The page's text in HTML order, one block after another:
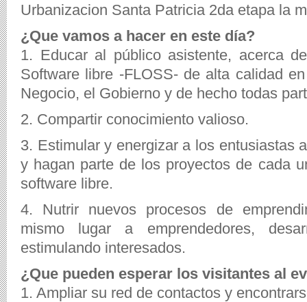
Urbanizacion Santa Patricia 2da etapa la
¿Que vamos a hacer en este día?
1. Educar al público asistente, acerca
Software libre -FLOSS- de alta calidad
Negocio, el Gobierno y de hecho todas
2. Compartir conocimiento valioso.
3. Estimular y energizar a los entusiastas
y hagan parte de los proyectos de cada
software libre.
4. Nutrir nuevos procesos de
mismo lugar a emprendedores,
estimulando interesados.
¿Que pueden esperar los visitantes al
1. Ampliar su red de contactos y